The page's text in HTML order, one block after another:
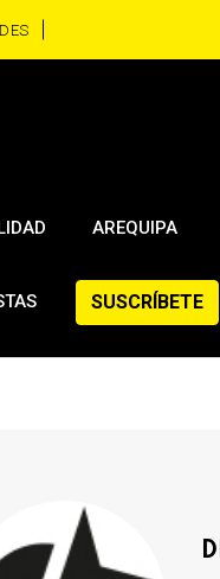
AREQUIPA
SUSCRÍBETE